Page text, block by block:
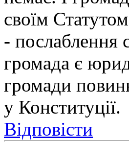
своїм
- послаблення
громада є
громади
у Конституції.
Відповісти